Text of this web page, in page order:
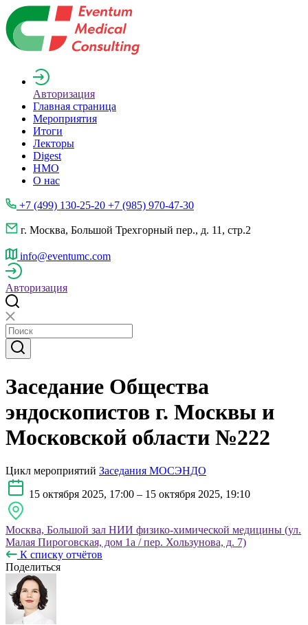
Авторизация
Главная страница
Мероприятия
Итоги
Лекторы
Digest
НМО
О нас
+7 (499) 130-25-20 +7 (985) 970-47-30
г. Москва, Большой Трехгорный пер., д. 11, стр.2
info@eventumc.com
Авторизация
Заседание Общества
эндоскопистов г. Москвы и
Московской области №222
Цикл мероприятий Заседания МОСЭНДО
15 октября 2025, 17:00 – 15 октября 2025, 19:10
Москва, Большой зал НИИ физико-химической медицины (ул.
Малая Пироговская, дом 1а / пер. Хользунова, д. 7)
К списку отчётов
Поделиться